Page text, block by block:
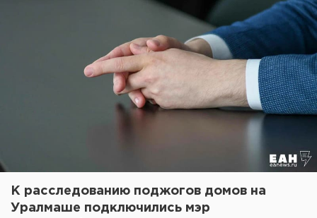
К расследованию поджогов домов на
Уралмаше подключились мэр